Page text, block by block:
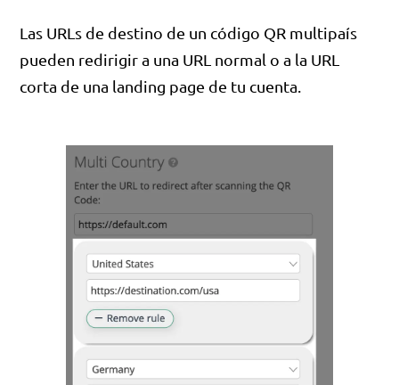
Las URLs de destino de un código QR multipaís
pueden redirigir a una URL normal o a la URL
corta de una landing page de tu cuenta.